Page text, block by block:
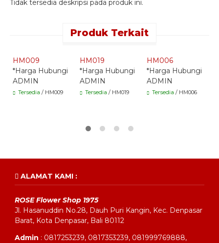
Tidak tersedia deskripsi pada produk ini.
Produk Terkait
HM009
*Harga Hubungi
ADMIN
Tersedia / HM009
Quick Order -
HM019
*Harga Hubungi
ADMIN
Tersedia / HM019
HM006
*Harga Hubungi
ADMIN
Tersedia / HM006
ALAMAT KAMI :
ROSE Flower Shop 1975
Jl. Hasanuddin No.28, Dauh Puri Kangin, Kec. Denpasar
Barat, Kota Denpasar, Bali 80112
Admin : 0817253239, 0817353239, 081999769888,